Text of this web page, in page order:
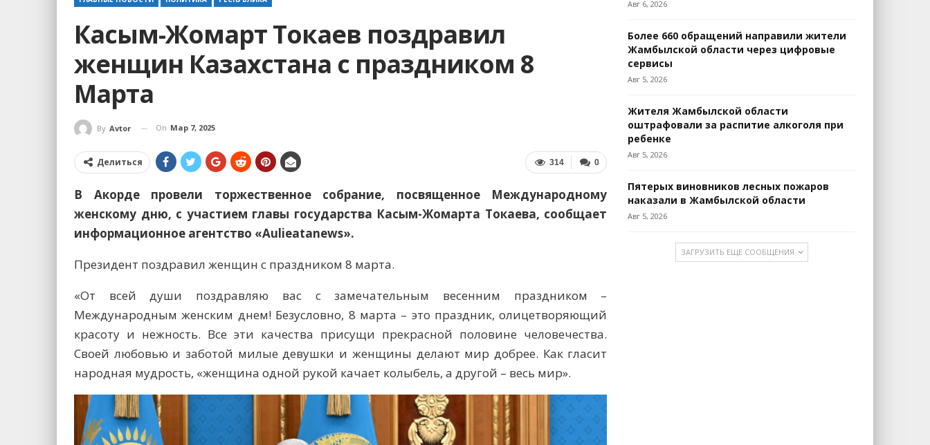
Касым-Жомарт Токаев поздравил
женщин Казахстана с праздником 8
Марта
By Avtor On Мар 7, 2025
0
314
Делиться
В Акорде провели торжественное собрание, посвященное Международному
женскому дню, с участием главы государства Касым-Жомарта Токаева, сообщает
информационное агентство «Aulieatanews».
Президент поздравил женщин с праздником 8 марта.
«От всей души поздравляю вас с замечательным весенним праздником –
Международным женским днем! Безусловно, 8 марта – это праздник, олицетворяющий
красоту и нежность. Все эти качества присущи прекрасной половине человечества.
Своей любовью и заботой милые девушки и женщины делают мир добрее. Как гласит
народная мудрость, «женщина одной рукой качает колыбель, а другой – весь мир».
Авг 6, 2026
Более 660 обращений направили жители
Жамбылской области через цифровые
сервисы
Авг 5, 2026
Жителя Жамбылской области
оштрафовали за распитие алкоголя при
ребенке
Авг 5, 2026
Пятерых виновников лесных пожаров
наказали в Жамбылской области
Авг 5, 2026
ЗАГРУЗИТЬ ЕЩЕ СООБЩЕНИЯ